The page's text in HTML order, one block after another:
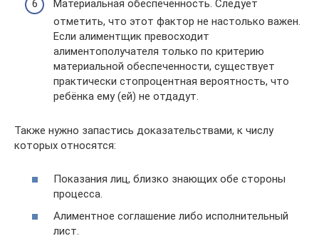
Материальная обеспеченность. Следует
отметить, что этот фактор не настолько важен.
Если алиментщик превосходит
алиментополучателя только по критерию
материальной обеспеченности, существует
практически стопроцентная вероятность, что
ребёнка ему (ей) не отдадут.
Также нужно запастись доказательствами, к числу
которых относятся:
Показания лиц, близко знающих обе стороны
процесса.
Алиментное соглашение либо исполнительный
лист.